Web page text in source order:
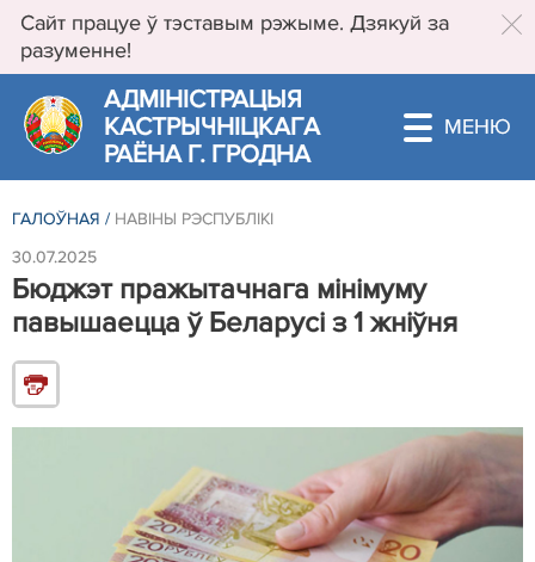
Сайт працуе ў тэставым рэжыме. Дзякуй за
разуменне!
АДМIНIСТРАЦЫЯ
КАСТРЫЧНIЦКАГА
РАЁНА Г. ГРОДНА
ГАЛОЎНАЯ / НАВІНЫ РЭСПУБЛIКI
30.07.2025
Бюджэт пражытачнага мінімуму
павышаецца ў Беларусі з 1 жніўня